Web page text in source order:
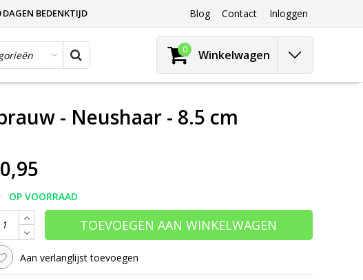
BEDENKTIJD Blog Contact Inloggen
0 Winkelwagen
- Neushaar - 8.5 cm
OP VOORRAAD
TOEVOEGEN AAN WINKELWAGEN
Aan verlanglijst toevoegen